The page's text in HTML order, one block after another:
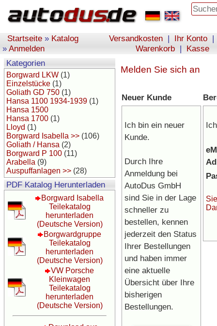
Startseite » Katalog
» Anmelden
Versandkosten | Ihr Konto |
Warenkorb | Kasse
Kategorien
Borgward LKW (1)
Einzelstücke (1)
Goliath GD 750 (1)
Hansa 1100 1934-1939 (1)
Hansa 1500
Hansa 1700 (1)
Lloyd (1)
Borgward Isabella >> (106)
Goliath / Hansa (2)
Borgward P 100 (11)
Arabella (9)
Auspuffanlagen >> (28)
PDF Katalog Herunterladen
Borgward Isabella
Teilekatalog
herunterladen
(Deutsche Version)
Borgwardgruppe
Teilekatalog
herunterladen
(Deutsche Version)
VW Porsche
Kleinwagen
Teilekatalog
herunterladen
(Deutsche Version)
Melden Sie sich an
Neuer Kunde
Ich bin ein neuer
Kunde.
Durch Ihre
Anmeldung bei
AutoDus GmbH
sind Sie in der Lage
schneller zu
bestellen, kennen
jederzeit den Status
Ihrer Bestellungen
und haben immer
eine aktuelle
Übersicht über Ihre
bisherigen
Bestellungen.